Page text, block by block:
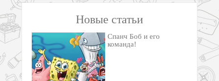
Новые статьи
Спанч Боб и его
команда!